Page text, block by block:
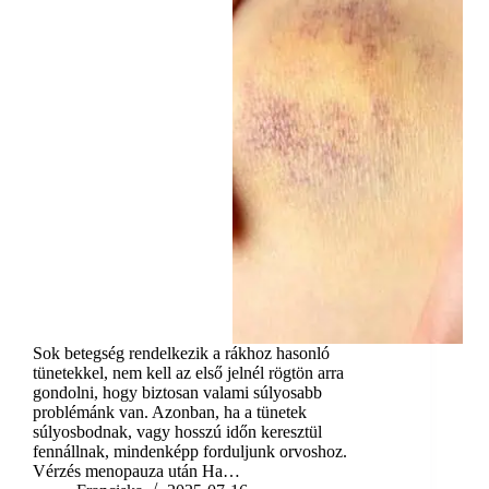
Sok betegség rendelkezik a rákhoz hasonló
tünetekkel, nem kell az első jelnél rögtön arra
gondolni, hogy biztosan valami súlyosabb
problémánk van. Azonban, ha a tünetek
súlyosbodnak, vagy hosszú időn keresztül
fennállnak, mindenképp forduljunk orvoshoz.
Vérzés menopauza után Ha…